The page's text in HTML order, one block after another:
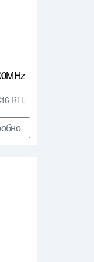
RTL